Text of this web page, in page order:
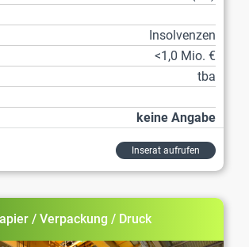
Insolvenzen
<1,0 Mio. €
tba
keine Angabe
Inserat aufrufen
/ Verpackung / Druck